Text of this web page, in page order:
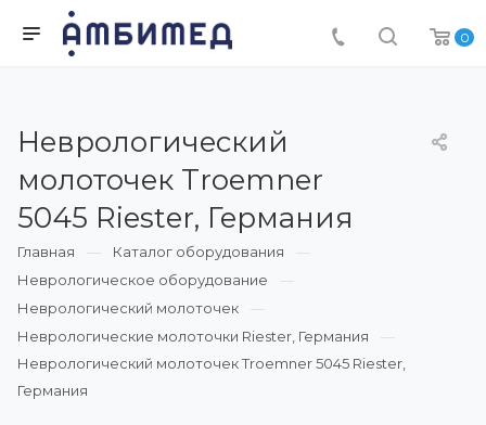
0
Неврологический
молоточек Troemner
5045 Riester, Германия
Главная
Каталог оборудования
Неврологическое оборудование
Неврологический молоточек
Неврологические молоточки Riester, Германия
Неврологический молоточек Troemner 5045 Riester,
Германия